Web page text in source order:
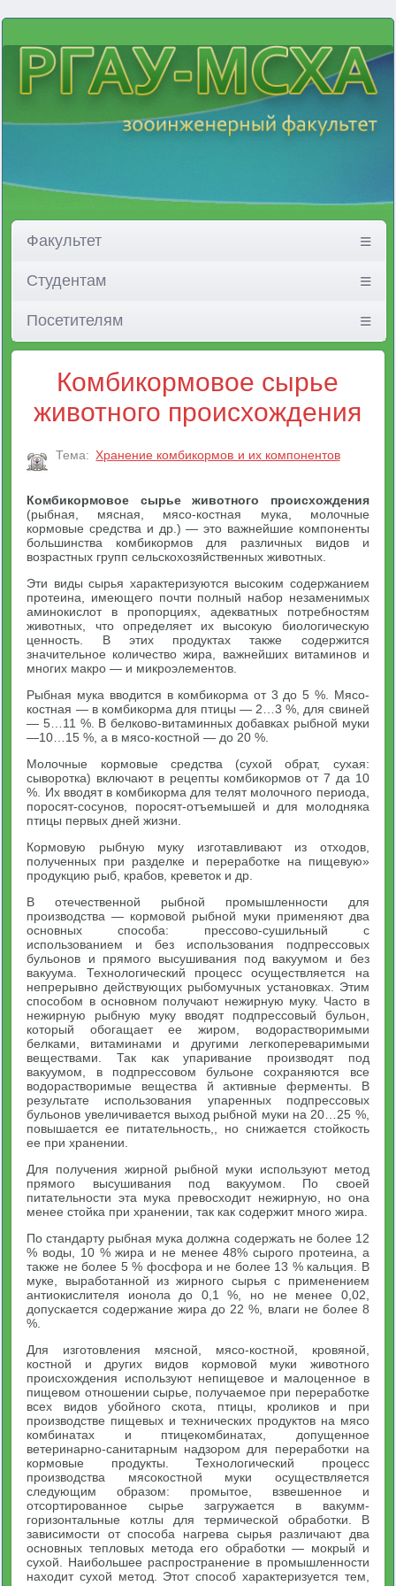
Факультет
Студентам
Посетителям
Комбикормовое сырье
животного происхождения
Тема: Хранение комбикормов и их компонентов
Комбикормовое сырье животного происхождения
(рыбная, мясная, мясо-костная мука, молочные
кормовые средства и др.) — это важнейшие компоненты
большинства комбикормов для различных видов и
возрастных групп сельскохозяйственных животных.
Эти виды сырья характеризуются высоким содержанием
протеина, имеющего почти полный набор незаменимых
аминокислот в пропорциях, адекватных потребностям
животных, что определяет их высокую биологическую
ценность. В этих продуктах также содержится
значительное количество жира, важнейших витаминов и
многих макро — и микроэлементов.
Рыбная мука вводится в комбикорма от 3 до 5 %. Мясо-
костная — в комбикорма для птицы — 2…3 %, для свиней
— 5…11 %. В белково-витаминных добавках рыбной муки
—10…15 %, а в мясо-костной — до 20 %.
Молочные кормовые средства (сухой обрат, сухая:
сыворотка) включают в рецепты комбикормов от 7 да 10
%. Их вводят в комбикорма для телят молочного периода,
поросят-сосунов, поросят-отъемышей и для молодняка
птицы первых дней жизни.
Кормовую рыбную муку изготавливают из отходов,
полученных при разделке и переработке на пищевую»
продукцию рыб, крабов, креветок и др.
В отечественной рыбной промышленности для
производства — кормовой рыбной муки применяют два
основных способа: прессово-сушильный с
использованием и без использования подпрессовых
бульонов и прямого высушивания под вакуумом и без
вакуума. Технологический процесс осуществляется на
непрерывно действующих рыбомучных установках. Этим
способом в основном получают нежирную муку. Часто в
нежирную рыбную муку вводят подпрессовый бульон,
который обогащает ее жиром, водорастворимыми
белками, витаминами и другими легкопереваримыми
веществами. Так как упаривание производят под
вакуумом, в подпрессовом бульоне сохраняются все
водорастворимые вещества й активные ферменты. В
результате использования упаренных подпрессовых
бульонов увеличивается выход рыбной муки на 20…25 %,
повышается ее питательность,, но снижается стойкость
ее при хранении.
Для получения жирной рыбной муки используют метод
прямого высушивания под вакуумом. По своей
питательности эта мука превосходит нежирную, но она
менее стойка при хранении, так как содержит много жира.
По стандарту рыбная мука должна содержать не более 12
% воды, 10 % жира и не менее 48% сырого протеина, а
также не более 5 % фосфора и не более 13 % кальция. В
муке, выработанной из жирного сырья с применением
антиокислителя ионола до 0,1 %, но не менее 0,02,
допускается содержание жира до 22 %, влаги не более 8
%.
Для изготовления мясной, мясо-костной, кровяной,
костной и других видов кормовой муки животного
происхождения используют непищевое и малоценное в
пищевом отношении сырье, получаемое при переработке
всех видов убойного скота, птицы, кроликов и при
производстве пищевых и технических продуктов на мясо
комбинатах и птицекомбинатах, допущенное
ветеринарно-санитарным надзором для переработки на
кормовые продукты. Технологический процесс
производства мясокостной муки осуществляется
следующим образом: промытое, взвешенное и
отсортированное сырье загружается в вакумм-
горизонтальные котлы для термической обработки. В
зависимости от способа нагрева сырья различают два
основных тепловых метода его обработки — мокрый и
сухой. Наибольшее распространение в промышленности
находит сухой метод. Этот способ характеризуется тем,